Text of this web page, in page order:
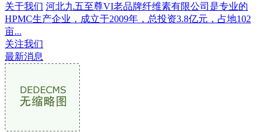
关于我们 河北九五至尊VI老品牌纤维素有限公司是专业的
HPMC生产企业，成立于2009年，总投资3.8亿元，占地102
亩...
关注我们
最新消息